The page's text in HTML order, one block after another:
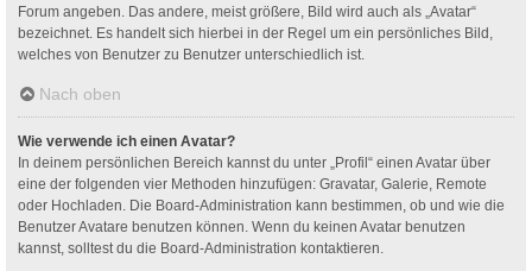
Forum angeben. Das andere, meist größere, Bild wird auch als „Avatar“
bezeichnet. Es handelt sich hierbei in der Regel um ein persönliches Bild,
welches von Benutzer zu Benutzer unterschiedlich ist.
Nach oben
Wie verwende ich einen Avatar?
In deinem persönlichen Bereich kannst du unter „Profil“ einen Avatar über
eine der folgenden vier Methoden hinzufügen: Gravatar, Galerie, Remote
oder Hochladen. Die Board-Administration kann bestimmen, ob und wie die
Benutzer Avatare benutzen können. Wenn du keinen Avatar benutzen
kannst, solltest du die Board-Administration kontaktieren.